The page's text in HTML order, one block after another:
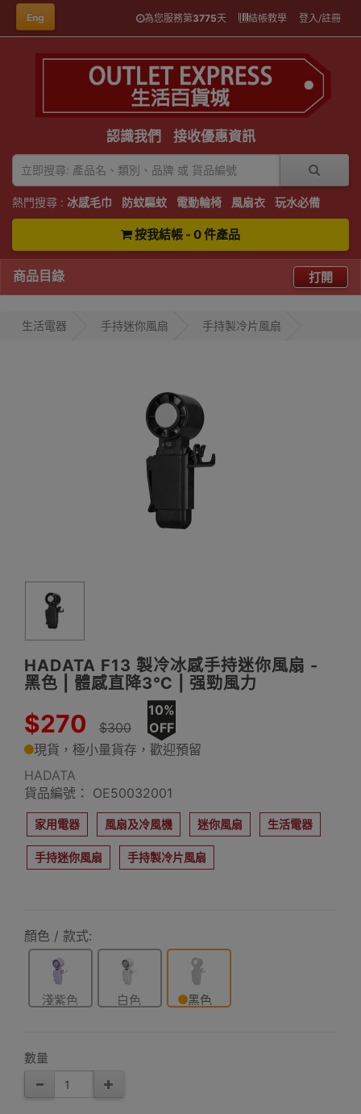
Eng 為您服務第3775天 結帳教學 登入/註冊
認識我們 接收優惠資訊
熱門搜尋 : 冰感毛巾 防蚊驅蚊 電動輪椅 風扇衣 玩水必備
按我結帳 - 0 件產品
商品目錄 打開
生活電器 手持迷你風扇 手持製冷片風扇
HADATA F13 製冷冰感手持迷你風扇 -
黑色 | 體感直降3℃ | 强勁風力
$270 $300
10%
OFF
現貨，極小量貨存，歡迎預留
HADATA
貨品編號： OE50032001
家用電器 風扇及冷風機 迷你風扇 生活電器
手持迷你風扇 手持製冷片風扇
顏色 / 款式:
淺紫色 白色 黑色
數量